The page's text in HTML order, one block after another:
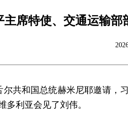
主席特使、交通运输
尔共和国总统赫米尼耶邀请
多利亚会见了刘伟。